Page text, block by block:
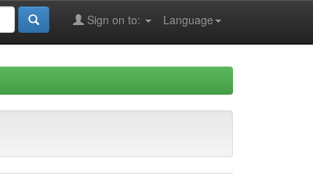
Language
Sign on to: